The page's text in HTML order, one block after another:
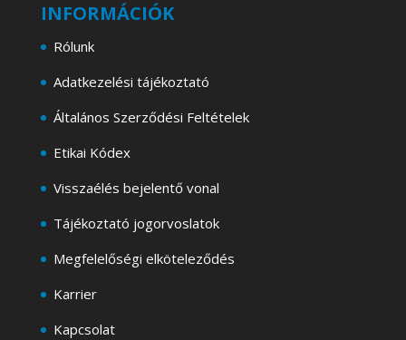
INFORMÁCIÓK
Rólunk
Adatkezelési tájékoztató
Általános Szerződési Feltételek
Etikai Kódex
Visszaélés bejelentő vonal
Tájékoztató jogorvoslatok
Megfelelőségi elköteleződés
Karrier
Kapcsolat